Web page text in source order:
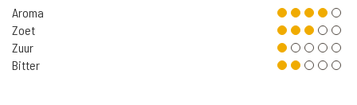
Aroma
Zoet
Zuur
Bitter